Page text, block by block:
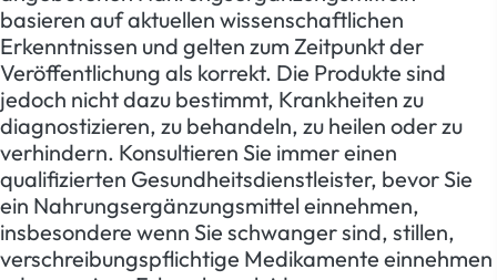
basieren auf aktuellen wissenschaftlichen
Erkenntnissen und gelten zum Zeitpunkt der
Veröffentlichung als korrekt. Die Produkte sind
jedoch nicht dazu bestimmt, Krankheiten zu
diagnostizieren, zu behandeln, zu heilen oder zu
verhindern. Konsultieren Sie immer einen
qualifizierten Gesundheitsdienstleister, bevor Sie
ein Nahrungsergänzungsmittel einnehmen,
insbesondere wenn Sie schwanger sind, stillen,
verschreibungspflichtige Medikamente einnehmen